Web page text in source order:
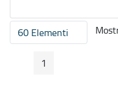
60 ElementiPer pagina
Pagina Precedente
Pagina
1